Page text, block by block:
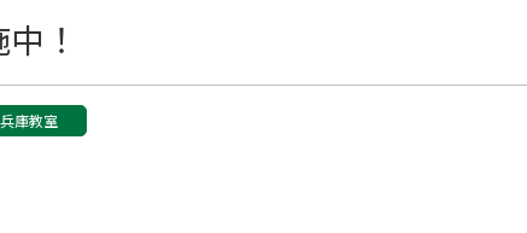
！
兵庫教室